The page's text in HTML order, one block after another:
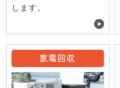
します。
家電回収